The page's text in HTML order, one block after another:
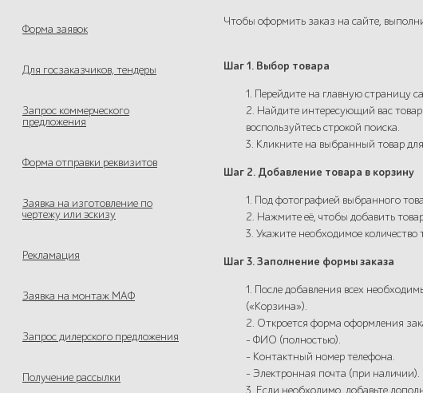
Форма заявок
Для госзаказчиков, тендеры
Запрос коммерческого
предложения
Форма отправки реквизитов
Заявка на изготовление по
чертежу или эскизу
Рекламация
Заявка на монтаж МАФ
Запрос дилерского предложения
Получение рассылки
Чтобы оформить заказ на сайте,
Шаг 1. Выбор товара
1. Перейдите на главную страницу
2. Найдите интересующий вас
воспользуйтесь строкой поиска.
3. Кликните на выбранный товар
Шаг 2. Добавление товара в корзину
1. Под фотографией выбранного
2. Нажмите её, чтобы добавить
3. Укажите необходимое количество
Шаг 3. Заполнение формы заказа
1. После добавления всех
(«Корзина»).
2. Откроется форма оформления
- ФИО (полностью).
- Контактный номер телефона.
- Электронная почта (при наличии).
3. Если необходимо, добавьте